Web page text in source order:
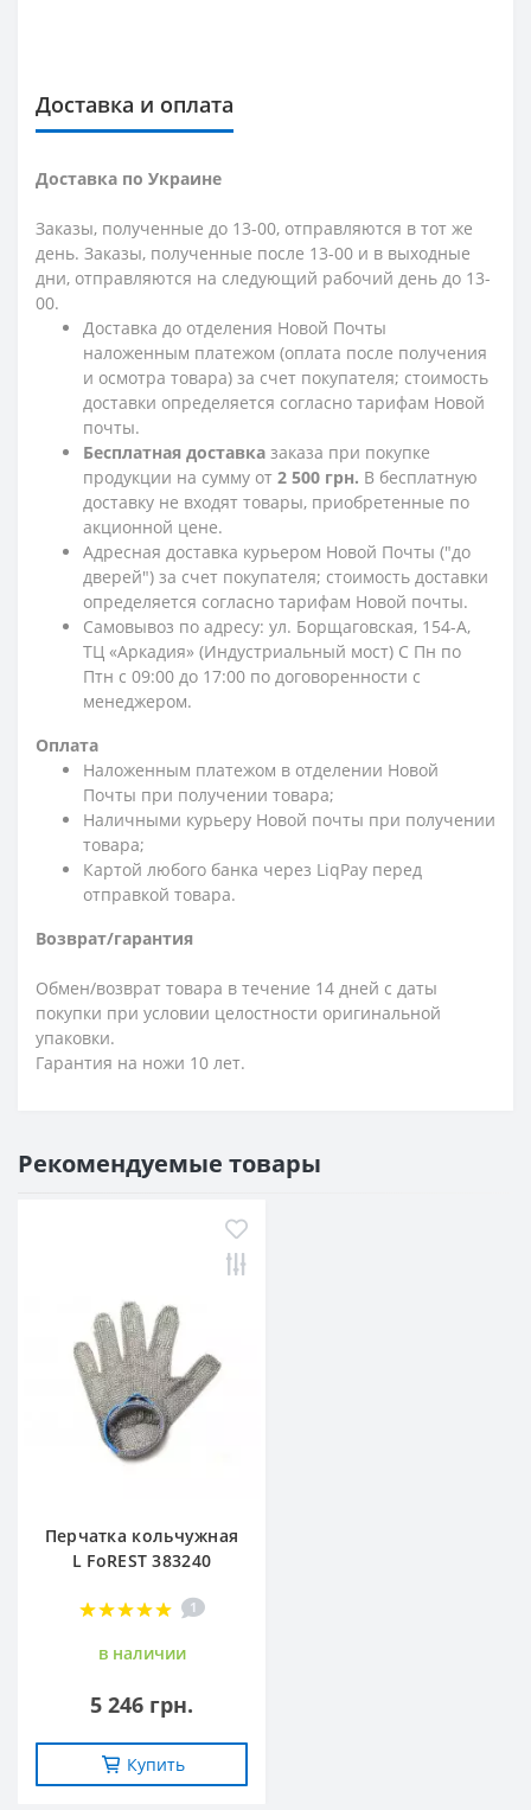
Доставка и оплата
Доставка по Украине
Заказы, полученные до 13-00, отправляются в тот же
день. Заказы, полученные после 13-00 и в выходные
дни, отправляются на следующий рабочий день до 13-
00.
Доставка до отделения Новой Почты
наложенным платежом (оплата после получения
и осмотра товара) за счет покупателя; стоимость
доставки определяется согласно тарифам Новой
почты.
Бесплатная доставка заказа при покупке
продукции на сумму от 2 500 грн. В бесплатную
доставку не входят товары, приобретенные по
акционной цене.
Адресная доставка курьером Новой Почты ("до
дверей") за счет покупателя; стоимость доставки
определяется согласно тарифам Новой почты.
Самовывоз по адресу: ул. Борщаговская, 154-А,
ТЦ «Аркадия» (Индустриальный мост) С Пн по
Птн с 09:00 до 17:00 по договоренности с
менеджером.
Оплата
Наложенным платежом в отделении Новой
Почты при получении товара;
Наличными курьеру Новой почты при получении
товара;
Картой любого банка через LiqPay перед
отправкой товара.
Возврат/гарантия
Обмен/возврат товара в течение 14 дней с даты
покупки при условии целостности оригинальной
упаковки.
Гарантия на ножи 10 лет.
Рекомендуемые товары
Перчатка кольчужная
L FoREST 383240
1
в наличии
5 246 грн.
Купить